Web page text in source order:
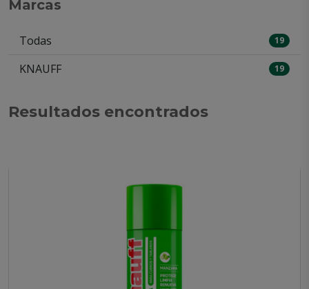
Marcas
Todas 19
KNAUFF 19
Resultados encontrados